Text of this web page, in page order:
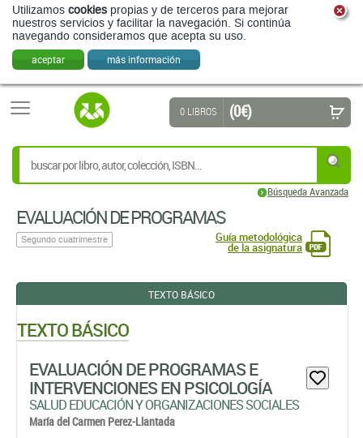
Utilizamos cookies propias y de terceros para mejorar
nuestros servicios y facilitar la navegación. Si continúa
navegando consideramos que acepta su uso.
aceptar más información
Búsqueda Avanzada
0 LIBROS (0 €)
EVALUACIÓN DE PROGRAMAS
Segundo cuatrimestre Guía metodológica
de la asignatura
TEXTO BÁSICO
TEXTO BÁSICO
EVALUACIÓN DE PROGRAMAS E
INTERVENCIONES EN PSICOLOGÍA
SALUD EDUCACIÓN Y ORGANIZACIONES SOCIALES
María del Carmen Perez-Llantada